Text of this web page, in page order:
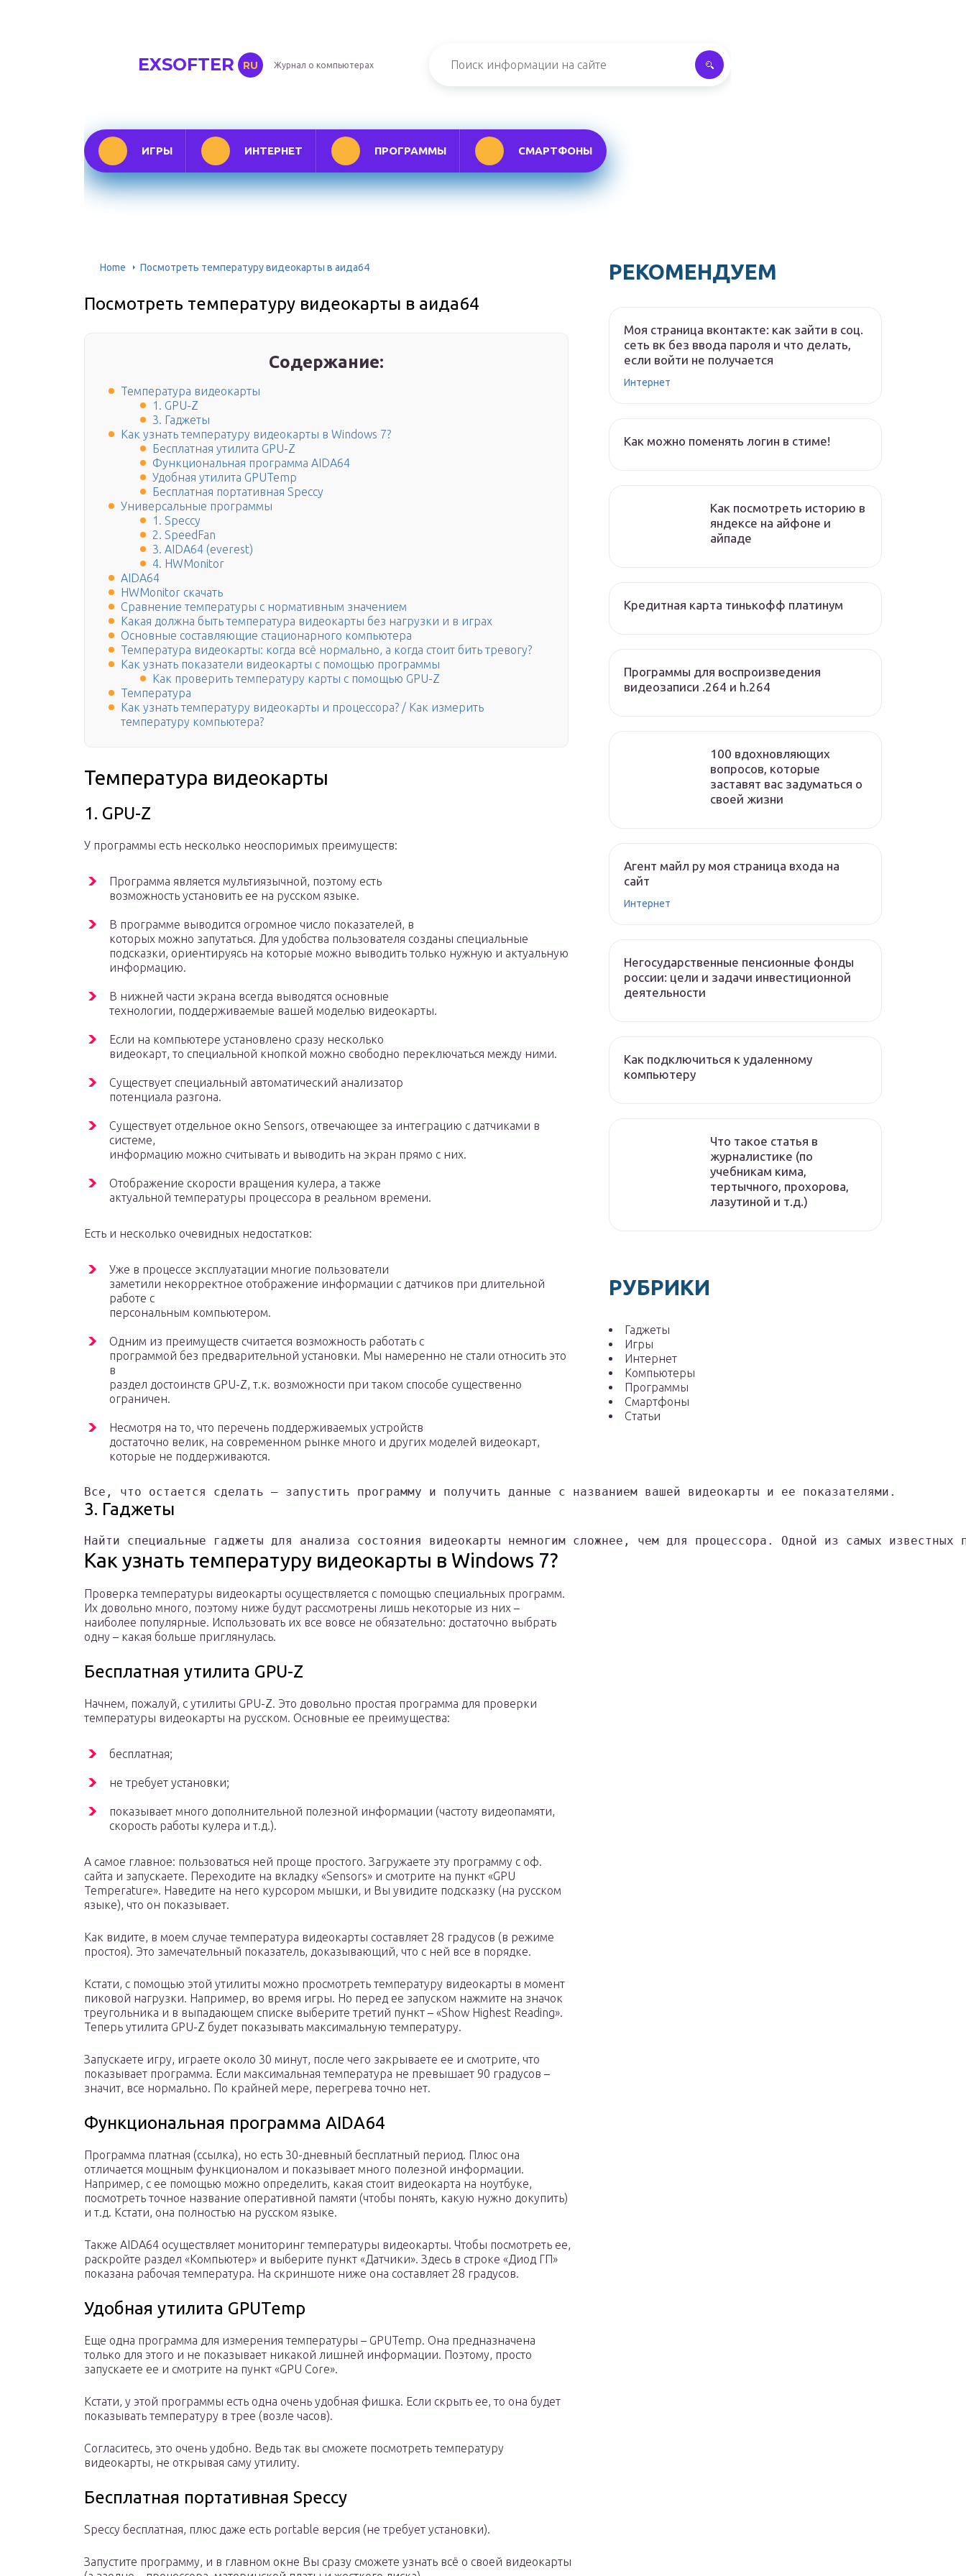
EXSOFTER RU Журнал о компьютерах
ИГРЫ ИНТЕРНЕТ ПРОГРАММЫ СМАРТФОНЫ
Home Посмотреть температуру видеокарты в аида64
Посмотреть температуру видеокарты в аида64
Содержание:
Температура видеокарты
1. GPU-Z
3. Гаджеты
Как узнать температуру видеокарты в Windows 7?
Бесплатная утилита GPU-Z
Функциональная программа AIDA64
Удобная утилита GPUTemp
Бесплатная портативная Speccy
Универсальные программы
1. Speccy
2. SpeedFan
3. AIDA64 (everest)
4. HWMonitor
AIDA64
HWMonitor скачать
Сравнение температуры с нормативным значением
Какая должна быть температура видеокарты без нагрузки и в играх
Основные составляющие стационарного компьютера
Температура видеокарты: когда всё нормально, а когда стоит бить тревогу?
Как узнать показатели видеокарты с помощью программы
Как проверить температуру карты с помощью GPU-Z
Температура
Как узнать температуру видеокарты и процессора? / Как измерить
температуру компьютера?
Температура видеокарты
1. GPU-Z
У программы есть несколько неоспоримых преимуществ:
Программа является мультиязычной, поэтому есть
возможность установить ее на русском языке.
В программе выводится огромное число показателей, в
которых можно запутаться. Для удобства пользователя созданы специальные
подсказки, ориентируясь на которые можно выводить только нужную и актуальную
информацию.
В нижней части экрана всегда выводятся основные
технологии, поддерживаемые вашей моделью видеокарты.
Если на компьютере установлено сразу несколько
видеокарт, то специальной кнопкой можно свободно переключаться между ними.
Существует специальный автоматический анализатор
потенциала разгона.
Существует отдельное окно Sensors, отвечающее за интеграцию с датчиками в
системе,
информацию можно считывать и выводить на экран прямо с них.
Отображение скорости вращения кулера, а также
актуальной температуры процессора в реальном времени.
Есть и несколько очевидных недостатков:
Уже в процессе эксплуатации многие пользователи
заметили некорректное отображение информации с датчиков при длительной
работе с
персональным компьютером.
Одним из преимуществ считается возможность работать с
программой без предварительной установки. Мы намеренно не стали относить это
в
раздел достоинств GPU-Z, т.к. возможности при таком способе существенно
ограничен.
Несмотря на то, что перечень поддерживаемых устройств
достаточно велик, на современном рынке много и других моделей видеокарт,
которые не поддерживаются.
Все, что остается сделать – запустить программу и получить данные с названием вашей видеокарты и ее показателями.
3. Гаджеты
Найти специальные гаджеты для анализа состояния видеокарты немногим сложнее, чем для процессора. Одной из самых
Как узнать температуру видеокарты в Windows 7?
Проверка температуры видеокарты осуществляется с помощью специальных программ.
Их довольно много, поэтому ниже будут рассмотрены лишь некоторые из них –
наиболее популярные. Использовать их все вовсе не обязательно: достаточно выбрать
одну – какая больше приглянулась.
Бесплатная утилита GPU-Z
Начнем, пожалуй, с утилиты GPU-Z. Это довольно простая программа для проверки
температуры видеокарты на русском. Основные ее преимущества:
бесплатная;
не требует установки;
показывает много дополнительной полезной информации (частоту видеопамяти,
скорость работы кулера и т.д.).
А самое главное: пользоваться ней проще простого. Загружаете эту программу с оф.
сайта и запускаете. Переходите на вкладку «Sensors» и смотрите на пункт «GPU
Temperature». Наведите на него курсором мышки, и Вы увидите подсказку (на русском
языке), что он показывает.
Как видите, в моем случае температура видеокарты составляет 28 градусов (в режиме
простоя). Это замечательный показатель, доказывающий, что с ней все в порядке.
Кстати, с помощью этой утилиты можно просмотреть температуру видеокарты в момент
пиковой нагрузки. Например, во время игры. Но перед ее запуском нажмите на значок
треугольника и в выпадающем списке выберите третий пункт – «Show Highest Reading».
Теперь утилита GPU-Z будет показывать максимальную температуру.
Запускаете игру, играете около 30 минут, после чего закрываете ее и смотрите, что
показывает программа. Если максимальная температура не превышает 90 градусов –
значит, все нормально. По крайней мере, перегрева точно нет.
Функциональная программа AIDA64
Программа платная (ссылка), но есть 30-дневный бесплатный период. Плюс она
отличается мощным функционалом и показывает много полезной информации.
Например, с ее помощью можно определить, какая стоит видеокарта на ноутбуке,
посмотреть точное название оперативной памяти (чтобы понять, какую нужно докупить)
и т.д. Кстати, она полностью на русском языке.
Также AIDA64 осуществляет мониторинг температуры видеокарты. Чтобы посмотреть ее,
раскройте раздел «Компьютер» и выберите пункт «Датчики». Здесь в строке «Диод ГП»
показана рабочая температура. На скриншоте ниже она составляет 28 градусов.
Удобная утилита GPUTemp
Еще одна программа для измерения температуры – GPUTemp. Она предназначена
только для этого и не показывает никакой лишней информации. Поэтому, просто
запускаете ее и смотрите на пункт «GPU Core».
Кстати, у этой программы есть одна очень удобная фишка. Если скрыть ее, то она будет
показывать температуру в трее (возле часов).
Согласитесь, это очень удобно. Ведь так вы сможете посмотреть температуру
видеокарты, не открывая саму утилиту.
Бесплатная портативная Speccy
Speccy бесплатная, плюс даже есть portable версия (не требует установки).
Запустите программу, и в главном окне Вы сразу сможете узнать всё о своей видеокарты
РЕКОМЕНДУЕМ
Моя страница вконтакте: как зайти в соц.
сеть вк без ввода пароля и что делать,
если войти не получается
Интернет
Как можно поменять логин в стиме!
Как посмотреть историю в
яндексе на айфоне и
айпаде
Кредитная карта тинькофф платинум
Программы для воспроизведения
видеозаписи .264 и h.264
100 вдохновляющих
вопросов, которые
заставят вас задуматься о
своей жизни
Агент майл ру моя страница входа на
сайт
Интернет
Негосударственные пенсионные фонды
россии: цели и задачи инвестиционной
деятельности
Как подключиться к удаленному
компьютеру
Что такое статья в
журналистике (по
учебникам кима,
тертычного, прохорова,
лазутиной и т.д.)
РУБРИКИ
Гаджеты
Игры
Интернет
Компьютеры
Программы
Смартфоны
Статьи